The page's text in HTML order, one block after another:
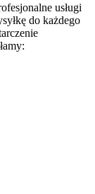
usługi
do każdego